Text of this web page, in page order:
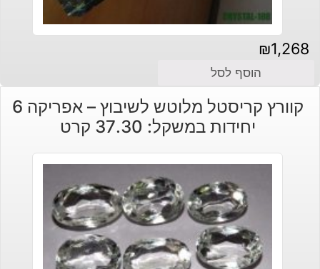
₪1,268
הוסף לסל
קוורץ קריסטל מלוטש לשיבוץ – אפריקה 6
יחידות במשקל: 37.30 קרט